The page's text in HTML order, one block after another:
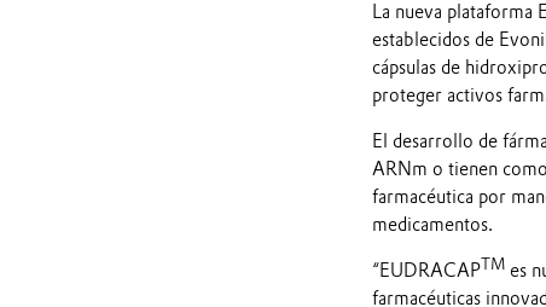
La nueva plataforma
establecidos de
cápsulas de
proteger activos
El desarrollo de
ARNm o tienen
farmacéutica por
medicamentos.
“EUDRACAPTMes
farmacéuticas